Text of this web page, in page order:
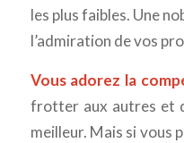
les plus faibles. Une
l’admiration de vos
Vous adorez la
frotter aux autres et
meilleur. Mais si vous